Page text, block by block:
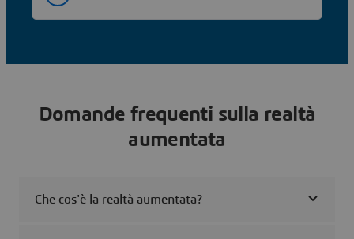
Domande frequenti sulla realtà
aumentata
Che cos'è la realtà aumentata?